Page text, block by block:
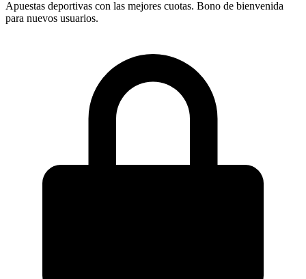
Apuestas deportivas con las mejores cuotas. Bono de bienvenida
para nuevos usuarios.